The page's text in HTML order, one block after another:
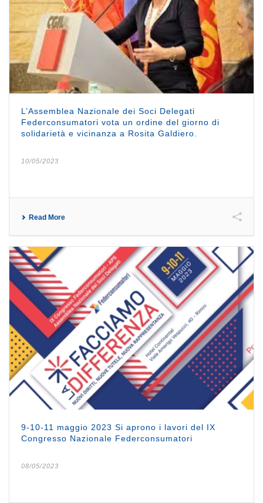
L’Assemblea Nazionale dei Soci Delegati
Federconsumatori vota un ordine del giorno di
solidarietà e vicinanza a Rosita Galdiero.
10/05/2023
Read More
9-10-11 maggio 2023 Si aprono i lavori del IX
Congresso Nazionale Federconsumatori
08/05/2023